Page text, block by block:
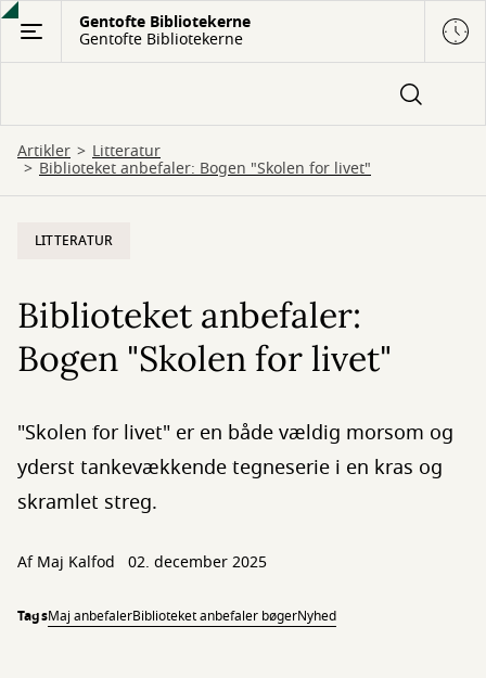
Gå
hovedindhold
Gentofte Bibliotekerne
Gentofte Bibliotekerne
Artikler Litteratur
Biblioteket anbefaler: Bogen "Skolen for livet"
LITTERATUR
Biblioteket anbefaler:
Bogen "Skolen for livet"
"Skolen for livet" er en både vældig morsom og
yderst tankevækkende tegneserie i en kras og
skramlet streg.
Af Maj Kalfod 02. december 2025
TagsMaj anbefalerBiblioteket anbefaler bøgerNyhed